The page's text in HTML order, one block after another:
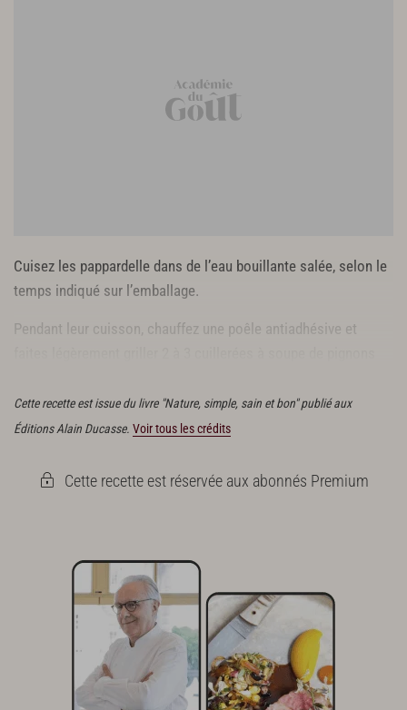
Cuisez les pappardelle dans de l’eau bouillante salée, selon le
temps indiqué sur l’emballage.
Pendant leur cuisson, chauffez une poêle antiadhésive et
Cette recette est issue du livre "Nature, simple, sain et bon" publié aux
Éditions Alain Ducasse. Voir tous les crédits
Cette recette est réservée aux abonnés Premium